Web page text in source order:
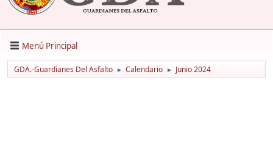
Menú Principal
GDA.-Guardianes Del Asfalto ► Calendario ► Junio 2024